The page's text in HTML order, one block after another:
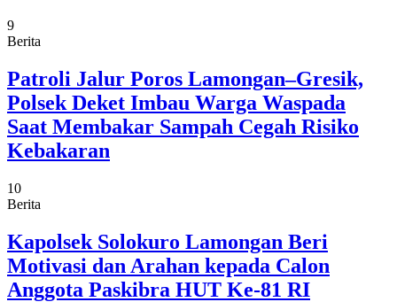
9
Berita
Patroli Jalur Poros Lamongan–Gresik,
Polsek Deket Imbau Warga Waspada
Saat Membakar Sampah Cegah Risiko
Kebakaran
10
Berita
Kapolsek Solokuro Lamongan Beri
Motivasi dan Arahan kepada Calon
Anggota Paskibra HUT Ke-81 RI